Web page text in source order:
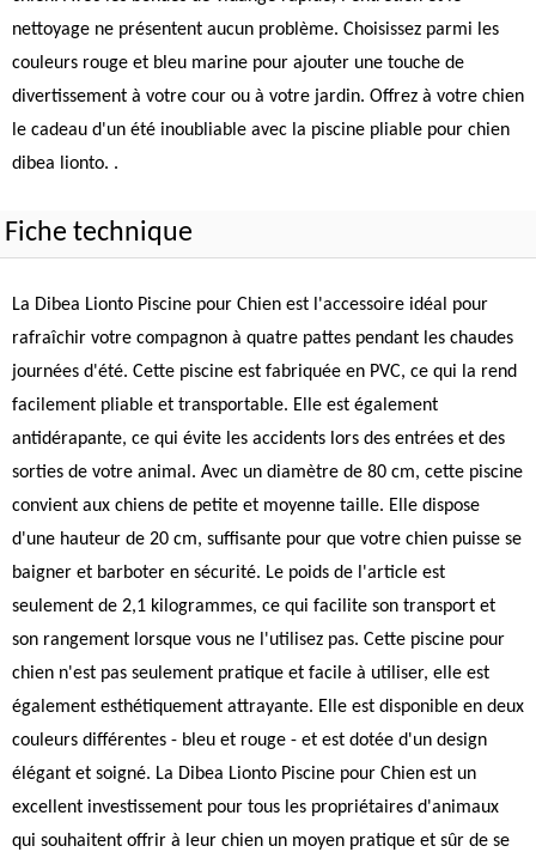
nettoyage ne présentent aucun problème. Choisissez parmi les
couleurs rouge et bleu marine pour ajouter une touche de
divertissement à votre cour ou à votre jardin. Offrez à votre chien
le cadeau d'un été inoubliable avec la piscine pliable pour chien
dibea lionto. .
Fiche technique
La Dibea Lionto Piscine pour Chien est l'accessoire idéal pour
rafraîchir votre compagnon à quatre pattes pendant les chaudes
journées d'été. Cette piscine est fabriquée en PVC, ce qui la rend
facilement pliable et transportable. Elle est également
antidérapante, ce qui évite les accidents lors des entrées et des
sorties de votre animal. Avec un diamètre de 80 cm, cette piscine
convient aux chiens de petite et moyenne taille. Elle dispose
d'une hauteur de 20 cm, suffisante pour que votre chien puisse se
baigner et barboter en sécurité. Le poids de l'article est
seulement de 2,1 kilogrammes, ce qui facilite son transport et
son rangement lorsque vous ne l'utilisez pas. Cette piscine pour
chien n'est pas seulement pratique et facile à utiliser, elle est
également esthétiquement attrayante. Elle est disponible en deux
couleurs différentes - bleu et rouge - et est dotée d'un design
élégant et soigné. La Dibea Lionto Piscine pour Chien est un
excellent investissement pour tous les propriétaires d'animaux
qui souhaitent offrir à leur chien un moyen pratique et sûr de se